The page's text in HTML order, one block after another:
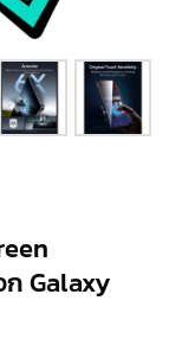
Galaxy